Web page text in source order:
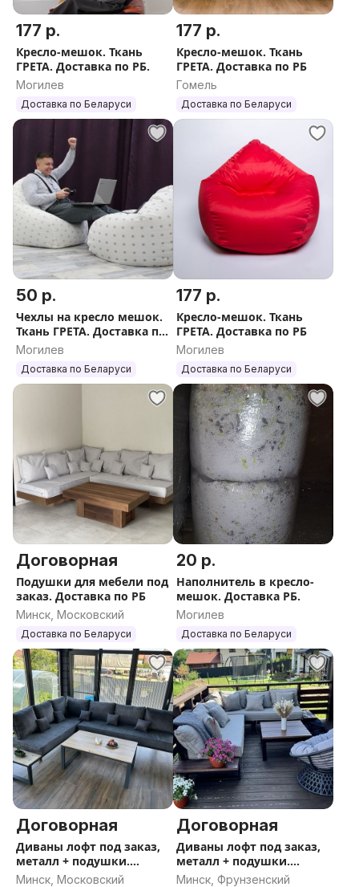
177 р.
Кресло-мешок. Ткань
ГРЕТА. Доставка по РБ.
Могилев
Доставка по Беларуси
177 р.
Кресло-мешок. Ткань
ГРЕТА. Доставка по РБ
Гомель
Доставка по Беларуси
50 р.
Чехлы на кресло мешок.
Ткань ГРЕТА. Доставка по
РБ
Могилев
Доставка по Беларуси
177 р.
Кресло-мешок. Ткань
ГРЕТА. Доставка по РБ
Могилев
Доставка по Беларуси
Договорная
Подушки для мебели под
заказ. Доставка по РБ
Минск, Московский
Доставка по Беларуси
20 р.
Наполнитель в кресло-
мешок. Доставка РБ.
Могилев
Доставка по Беларуси
Договорная
Диваны лофт под заказ,
металл + подушки.
Доставка по РБ
Минск, Московский
Договорная
Диваны лофт под заказ,
металл + подушки.
Доставка по РБ
Минск, Фрунзенский